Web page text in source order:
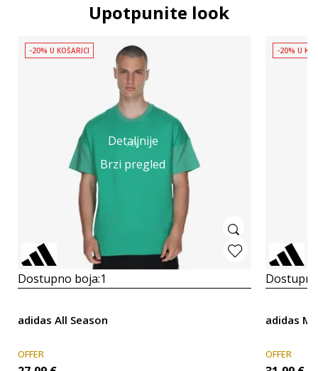
Upotpunite look
Detaljnije
Brzi pregled
-20% U KOŠARICI
Dostupno boja:1
adidas All Season
OFFER
-20% U
adidas M
OFFER